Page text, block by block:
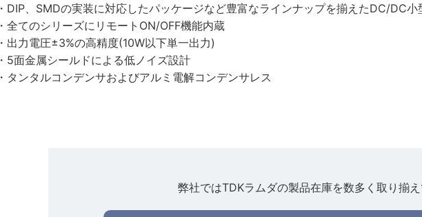
・DIP、SMDの実装に対応したパッケージなど豊富なラインナップを揃えたDC/DC
・全てのシリーズにリモートON/OFF機能内蔵
・出力電圧±3%の高精度(10W以下単一出力)
・5面金属シールドによる低ノイズ設計
・タンタルコンデンサおよびアルミ電解コンデンサレス
弊社ではTDKラムダの製品在庫を数多く取り揃